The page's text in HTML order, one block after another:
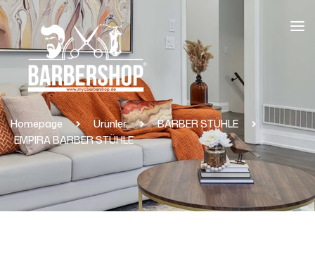
Homepage Ürünler
BARBER STÜHLE
EMPIRA BARBER STÜHLE